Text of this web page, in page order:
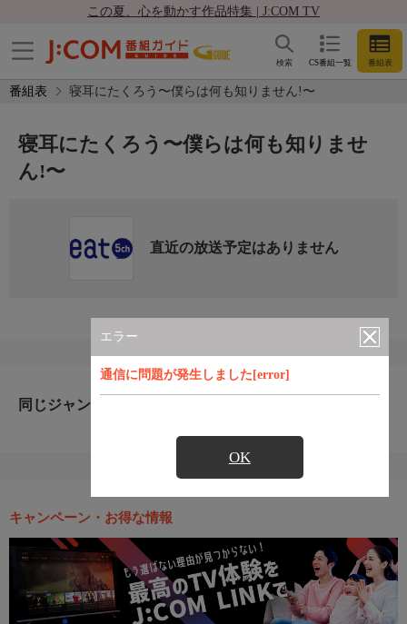
この夏、心を動かす作品特集 | J:COM TV
CS番組一覧 番組表
検索
番組表 寝耳にたくろう〜僕らは何も知りません!〜
エラー
通信に問題が発生しました[error]
OK
寝耳にたくろう〜僕らは何も知りませ
ん!〜
直近の放送予定はありません
同じジャンルのおすすめ番組
キャンペーン・お得な情報